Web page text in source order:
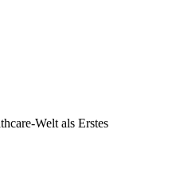
Welt als Erstes